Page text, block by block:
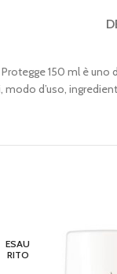
Protegge 150 ml è
d’uso,
ESAU
RITO